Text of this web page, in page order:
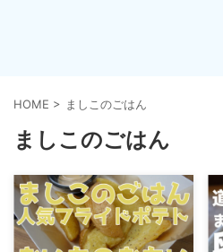
HOME > ましこのごはん
ましこのごはん